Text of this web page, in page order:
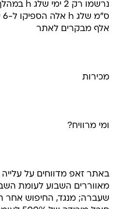
אלף מבקרים לאתר
מכירות
ומי מרוויח?
מאווררים השבוע לעומת
שעברה; מנגד, החיפוש אחר